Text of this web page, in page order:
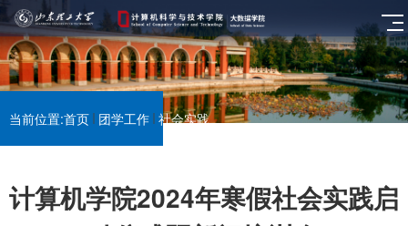
当前位置:首页 团学工作 社会实践
计算机学院2024年寒假社会实践启